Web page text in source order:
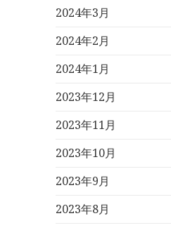
2024年3月
2024年2月
2024年1月
2023年12月
2023年11月
2023年10月
2023年9月
2023年8月